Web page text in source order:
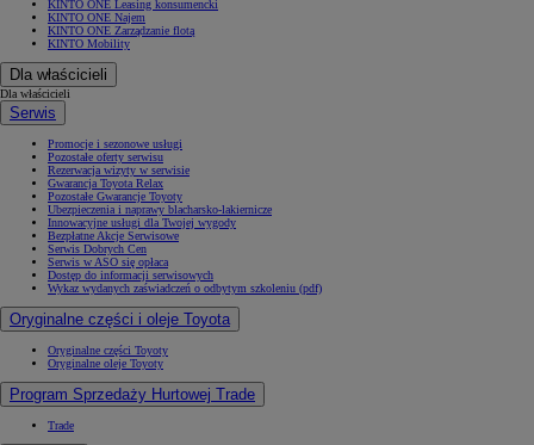
KINTO ONE Leasing konsumencki
KINTO ONE Najem
KINTO ONE Zarządzanie flotą
KINTO Mobility
Dla właścicieli
Dla właścicieli
Serwis
Promocje i sezonowe usługi
Pozostałe oferty serwisu
Rezerwacja wizyty w serwisie
Gwarancja Toyota Relax
Pozostałe Gwarancje Toyoty
Ubezpieczenia i naprawy blacharsko-lakiernicze
Innowacyjne usługi dla Twojej wygody
Bezpłatne Akcje Serwisowe
Serwis Dobrych Cen
Serwis w ASO się opłaca
Dostęp do informacji serwisowych
Wykaz wydanych zaświadczeń o odbytym szkoleniu (pdf)
Oryginalne części i oleje Toyota
Oryginalne części Toyoty
Oryginalne oleje Toyoty
Program Sprzedaży Hurtowej Trade
Trade